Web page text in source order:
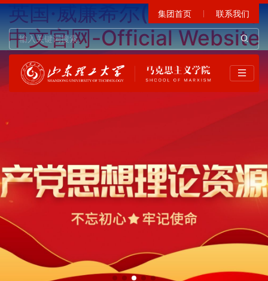
英国·威廉希尔(WilliamHill)
中文官网-Official Website
集团首页 联系我们